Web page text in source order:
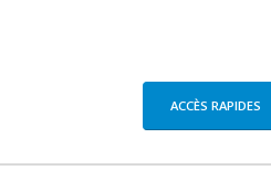
ACCÈS RAPIDES